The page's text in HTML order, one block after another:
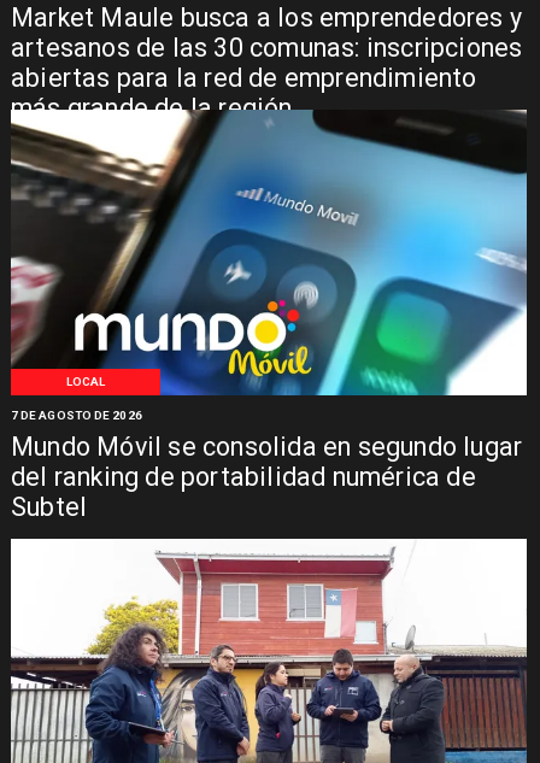
Market Maule busca a los emprendedores y
artesanos de las 30 comunas: inscripciones
abiertas para la red de emprendimiento
más grande de la región
LOCAL
Mundo Móvil se consolida en segundo lugar
del ranking de portabilidad numérica de
Subtel
7 DE AGOSTO DE 2026